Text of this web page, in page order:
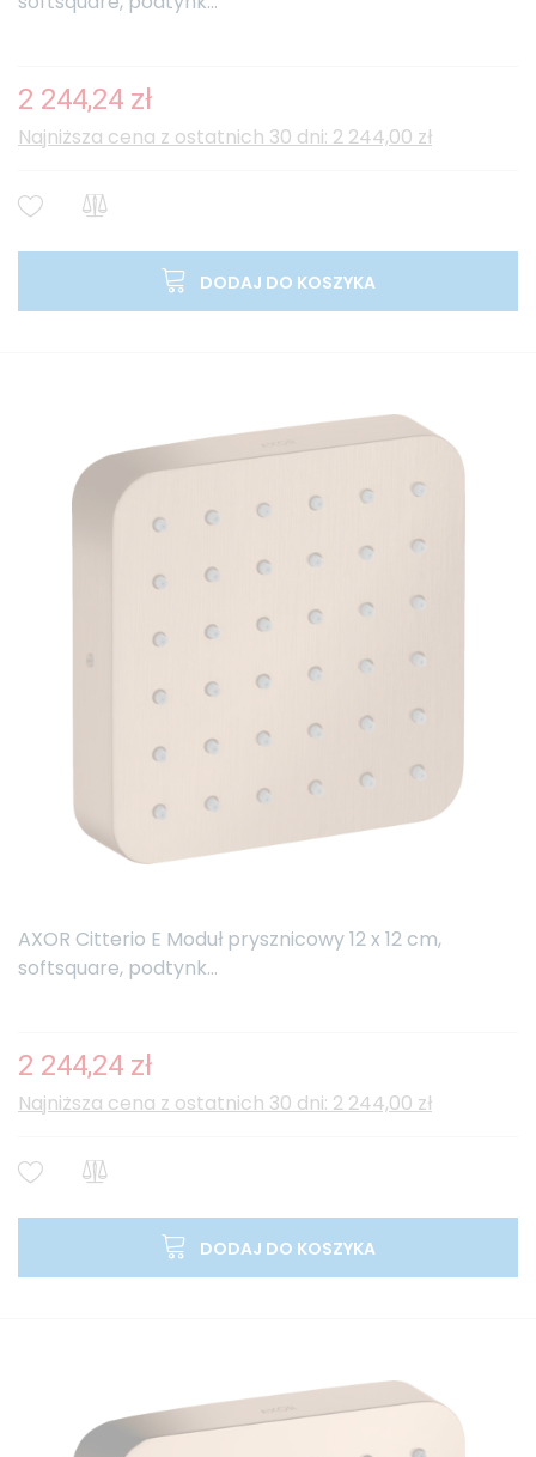
2 244,24 zł
Najniższa cena z ostatnich 30 dni: 2 244,00 zł
DODAJ DO KOSZYKA
AXOR Citterio E Moduł prysznicowy 12 x 12 cm,
softsquare, podtynk...
2 244,24 zł
Najniższa cena z ostatnich 30 dni: 2 244,00 zł
DODAJ DO KOSZYKA